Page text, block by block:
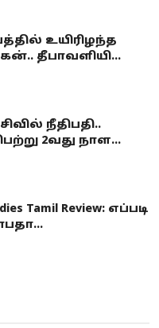
உயிரிழந்த
தீபாவளியி...
நீதிபதி..
2வது நாள...
Tamil Review: எப்படி